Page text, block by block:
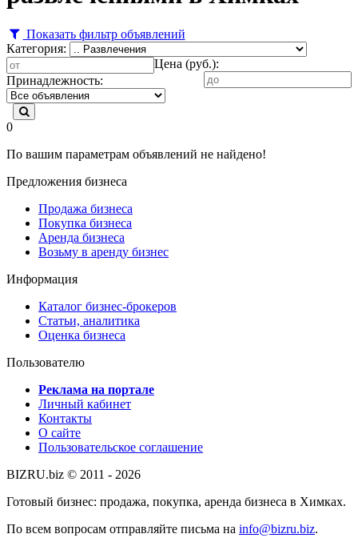
Показать фильтр объявлений
Категория:
Цена (руб.):
Принадлежность:
0
По вашим параметрам объявлений не найдено!
Предложения бизнеса
Продажа бизнеса
Покупка бизнеса
Аренда бизнеса
Возьму в аренду бизнес
Информация
Каталог бизнес-брокеров
Статьи, аналитика
Оценка бизнеса
Пользователю
Реклама на портале
Личный кабинет
Контакты
О сайте
Пользовательское соглашение
BIZRU.biz © 2011 - 2026
Готовый бизнес: продажа, покупка, аренда бизнеса в Химках.
По всем вопросам отправляйте письма на info@bizru.biz.